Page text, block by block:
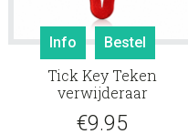
Info Bestel
Tick Key Teken
verwijderaar
€9.95